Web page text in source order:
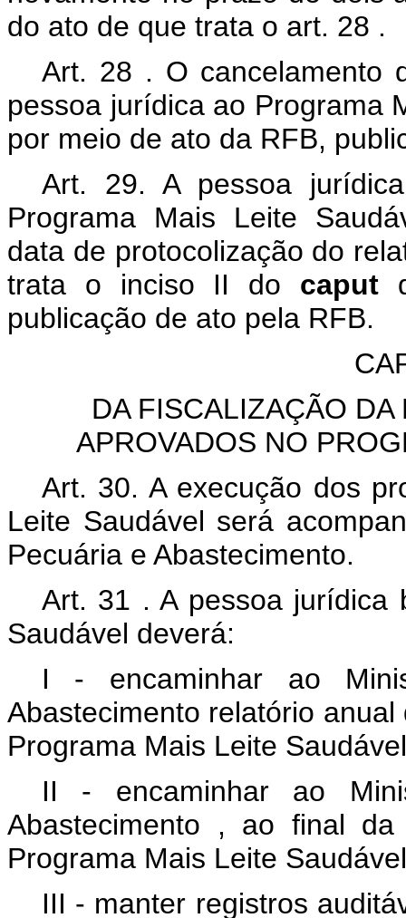
do ato de que trata o art. 28 .
Art. 28 . O cancelamento
pessoa jurídica ao Programa
por meio de ato da RFB,
Art. 29. A pessoa
Programa Mais Leite
data de protocolização do
trata o inciso II do caput
publicação de ato pela RFB.
DA FISCALIZAÇÃO
APROVADOS NO
Art. 30. A execução dos
Leite Saudável será
Pecuária e Abastecimento.
Art. 31 . A pessoa jurídica
Saudável deverá:
I - encaminhar ao
Abastecimento relatório
Programa Mais Leite
II - encaminhar ao
Abastecimento , ao final da
Programa Mais Leite
III - manter registros